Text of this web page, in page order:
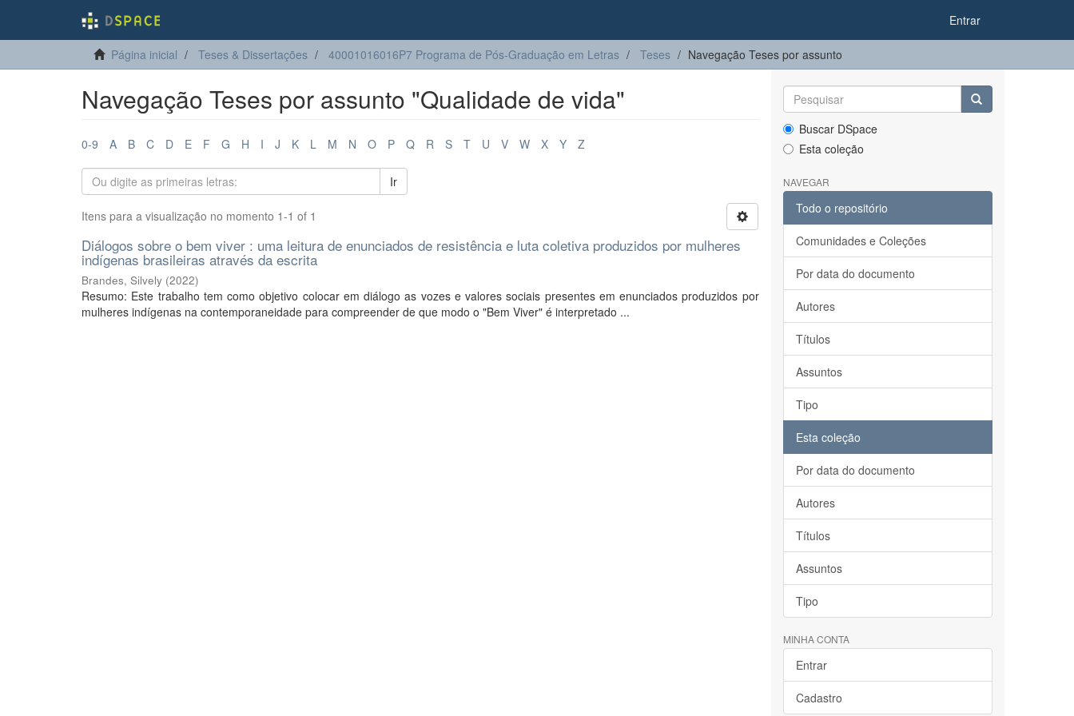
Entrar
Página inicial Teses & Dissertações 40001016016P7 Programa de Pós-Graduação em Letras Teses Navegação Teses por assunto
Navegação Teses por assunto "Qualidade de vida"
0-9 A B C D E F G H I J K L M N O P Q R S T U V W X Y Z
Ir
Itens para a visualização no momento 1-1 of 1
Diálogos sobre o bem viver : uma leitura de enunciados de resistência e luta coletiva produzidos por mulheres
indígenas brasileiras através da escrita
Brandes, Silvely (2022)
Resumo: Este trabalho tem como objetivo colocar em diálogo as vozes e valores sociais presentes em enunciados produzidos por
mulheres indígenas na contemporaneidade para compreender de que modo o "Bem Viver" é interpretado ...
Buscar DSpace
Esta coleção
NAVEGAR
Todo o repositório
Comunidades e Coleções
Por data do documento
Autores
Títulos
Assuntos
Tipo
Esta coleção
Por data do documento
Autores
Títulos
Assuntos
Tipo
MINHA CONTA
Entrar
Cadastro